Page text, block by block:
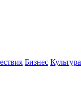
Бизнес Культура